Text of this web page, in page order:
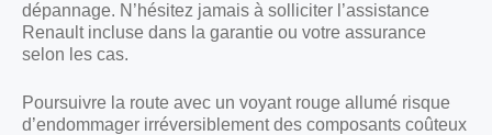
dépannage. N’hésitez jamais à solliciter l’assistance
Renault incluse dans la garantie ou votre assurance
selon les cas.
Poursuivre la route avec un voyant rouge allumé risque
d’endommager irréversiblement des composants coûteux